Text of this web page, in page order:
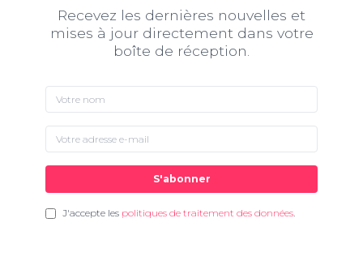
Recevez les dernières nouvelles et
mises à jour directement dans votre
boîte de réception.
S'abonner
J'accepte les politiques de traitement des données.